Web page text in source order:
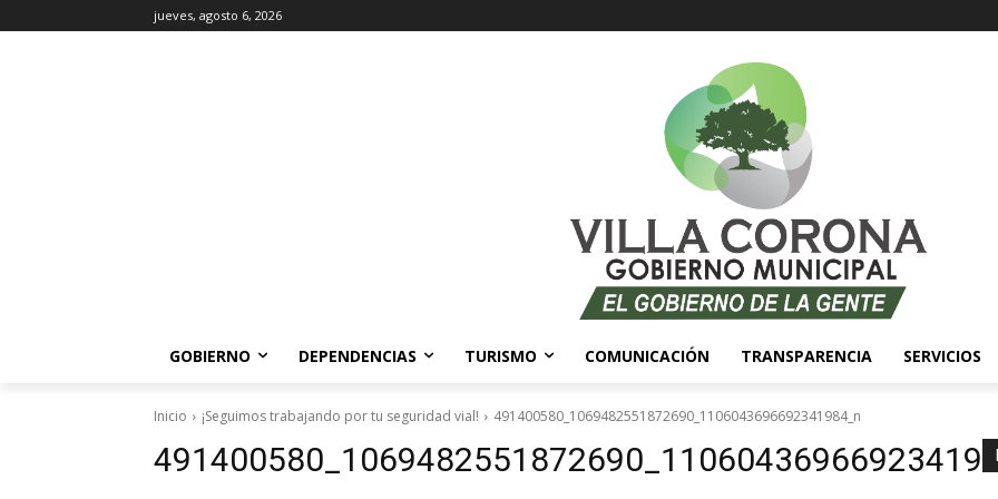
jueves, agosto 6, 2026
GOBIERNO DEPENDENCIAS TURISMO COMUNICACIÓN TRANSPARENCIA SERVICIOS
Inicio ¡Seguimos trabajando por tu seguridad vial! 491400580_1069482551872690_1106043696692341984_n